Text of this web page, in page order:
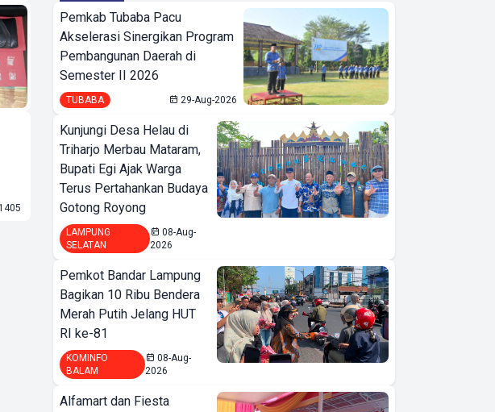
1405
Pemkab Tubaba Pacu
Akselerasi Sinergikan Program
Pembangunan Daerah di
Semester II 2026
TUBABA 29-Aug-2026
Kunjungi Desa Helau di
Triharjo Merbau Mataram,
Bupati Egi Ajak Warga
Terus Pertahankan Budaya
Gotong Royong
LAMPUNG
SELATAN
08-Aug-
2026
Pemkot Bandar Lampung
Bagikan 10 Ribu Bendera
Merah Putih Jelang HUT
RI ke-81
KOMINFO
BALAM
08-Aug-
2026
Alfamart dan Fiesta